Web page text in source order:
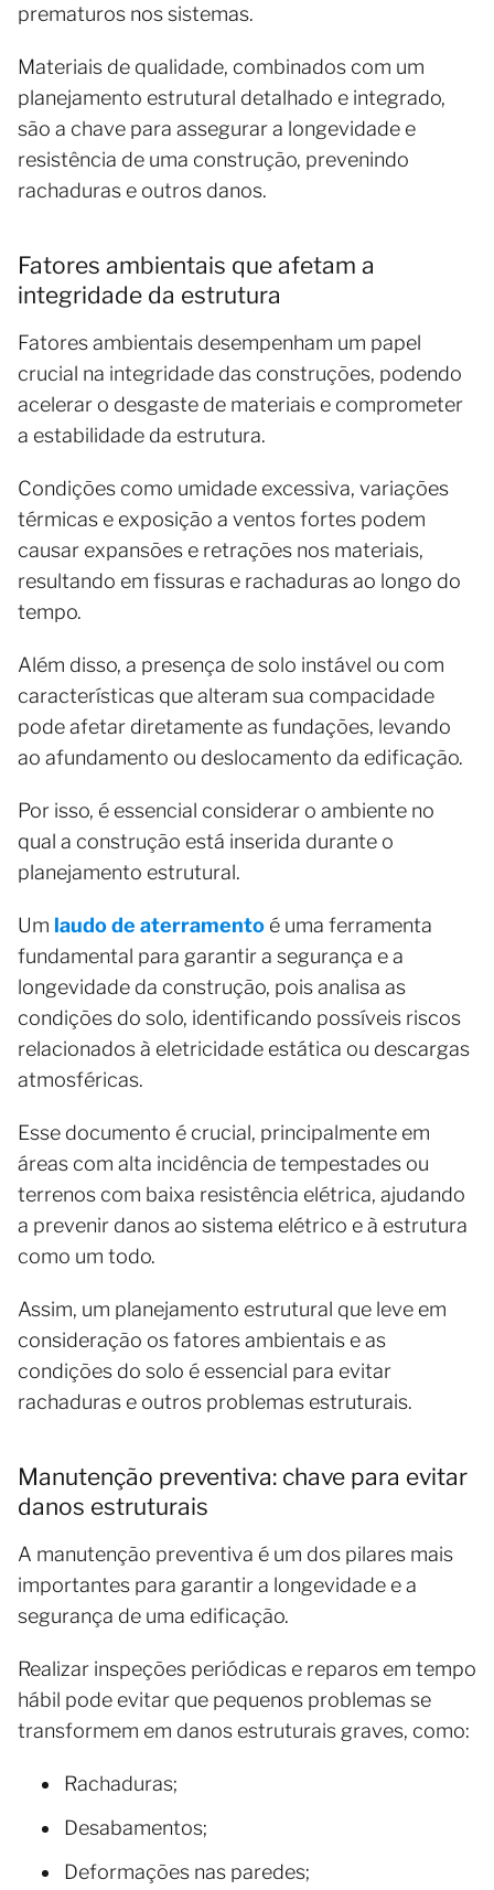
prematuros nos sistemas.
Materiais de qualidade, combinados com um
planejamento estrutural detalhado e integrado,
são a chave para assegurar a longevidade e
resistência de uma construção, prevenindo
rachaduras e outros danos.
Fatores ambientais que afetam a
integridade da estrutura
Fatores ambientais desempenham um papel
crucial na integridade das construções, podendo
acelerar o desgaste de materiais e comprometer
a estabilidade da estrutura.
Condições como umidade excessiva, variações
térmicas e exposição a ventos fortes podem
causar expansões e retrações nos materiais,
resultando em fissuras e rachaduras ao longo do
tempo.
Além disso, a presença de solo instável ou com
características que alteram sua compacidade
pode afetar diretamente as fundações, levando
ao afundamento ou deslocamento da edificação.
Por isso, é essencial considerar o ambiente no
qual a construção está inserida durante o
planejamento estrutural.
Um laudo de aterramento é uma ferramenta
fundamental para garantir a segurança e a
longevidade da construção, pois analisa as
condições do solo, identificando possíveis riscos
relacionados à eletricidade estática ou descargas
atmosféricas.
Esse documento é crucial, principalmente em
áreas com alta incidência de tempestades ou
terrenos com baixa resistência elétrica, ajudando
a prevenir danos ao sistema elétrico e à estrutura
como um todo.
Assim, um planejamento estrutural que leve em
consideração os fatores ambientais e as
condições do solo é essencial para evitar
rachaduras e outros problemas estruturais.
Manutenção preventiva: chave para evitar
danos estruturais
A manutenção preventiva é um dos pilares mais
importantes para garantir a longevidade e a
segurança de uma edificação.
Realizar inspeções periódicas e reparos em tempo
hábil pode evitar que pequenos problemas se
transformem em danos estruturais graves, como:
Rachaduras;
Desabamentos;
Deformações nas paredes;